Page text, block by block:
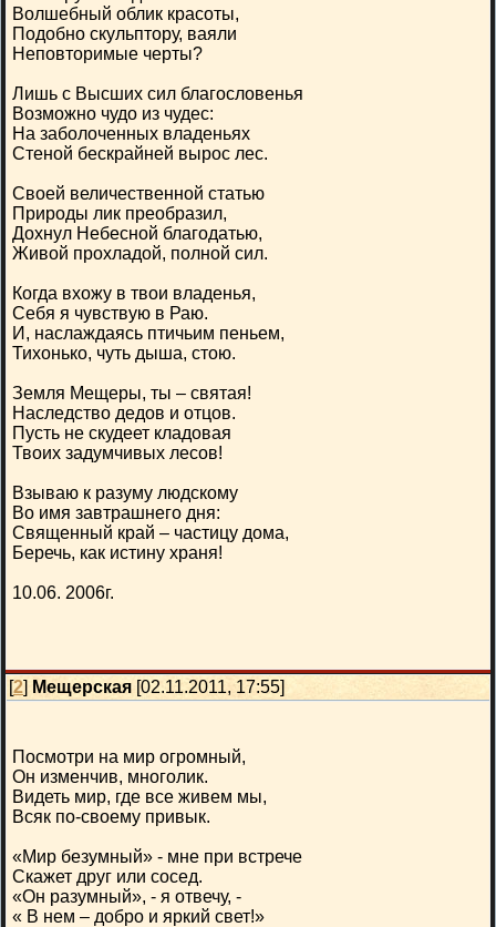
Волшебный облик красоты,
Подобно скульптору, ваяли
Неповторимые черты?
Лишь с Высших сил благословенья
Возможно чудо из чудес:
На заболоченных владеньях
Стеной бескрайней вырос лес.
Своей величественной статью
Природы лик преобразил,
Дохнул Небесной благодатью,
Живой прохладой, полной сил.
Когда вхожу в твои владенья,
Себя я чувствую в Раю.
И, наслаждаясь птичьим пеньем,
Тихонько, чуть дыша, стою.
Земля Мещеры, ты – святая!
Наследство дедов и отцов.
Пусть не скудеет кладовая
Твоих задумчивых лесов!
Взываю к разуму людскому
Во имя завтрашнего дня:
Священный край – частицу дома,
Беречь, как истину храня!
10.06. 2006г.
[2] Мещерская [02.11.2011, 17:55]
Посмотри на мир огромный,
Он изменчив, многолик.
Видеть мир, где все живем мы,
Всяк по-своему привык.
«Мир безумный» - мне при встрече
Скажет друг или сосед.
«Он разумный», - я отвечу, -
« В нем – добро и яркий свет!»